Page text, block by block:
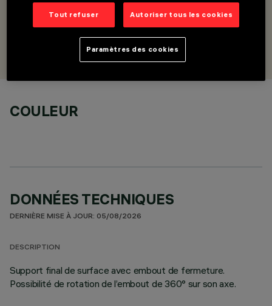
Support final de surface avec embout terminal
COULEUR
DONNÉES TECHNIQUES
DERNIÈRE MISE À JOUR: 05/08/2026
DESCRIPTION
Support final de surface avec embout de fermeture.
Possibilité de rotation de l’embout de 360° sur son axe.
Tout refuser Autoriser tous les cookies
Paramètres des cookies